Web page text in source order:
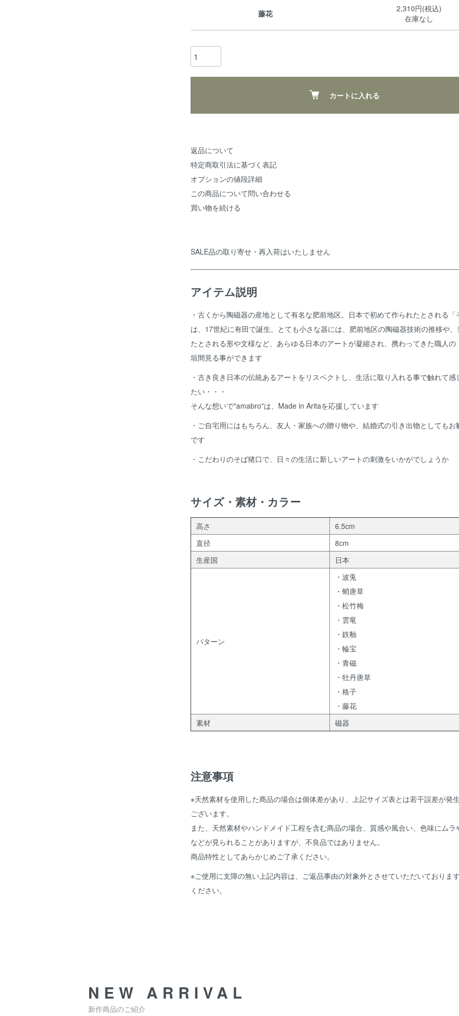
藤花
2,310円(税込)
在庫なし
カートに入れる
返品について
特定商取引法に基づく表記
オプションの値段詳細
この商品について問い合わせる
買い物を続ける
SALE品の取り寄せ・再入荷はいたしません
アイテム説明
・古くから陶磁器の産地として有名な肥前地区。日本で初めて作られたとされる「
は、17世紀に有田で誕生。とても小さな器には、肥前地区の陶磁器技術の推移や、
たとされる形や文様など、あらゆる日本のアートが凝縮され、携わってきた職人の
垣間見る事ができます
・古き良き日本の伝統あるアートをリスペクトし、生活に取り入れる事で触れて感
たい・・・
そんな想いで"amabro"は、Made in Aritaを応援しています
・ご自宅用にはもちろん、友人・家族への贈り物や、結婚式の引き出物としてもお
です
・こだわりのそば猪口で、日々の生活に新しいアートの刺激をいかがでしょうか
サイズ・素材・カラー
高さ
6.5cm
直径
8cm
生産国
日本
パターン
・波兎
・蛸唐草
・松竹梅
・雲竜
・鉄釉
・輪宝
・青磁
・牡丹唐草
・格子
・藤花
素材
磁器
注意事項
※天然素材を使用した商品の場合は個体差があり、上記サイズ表とは若干誤差が発
ございます。
また、天然素材やハンドメイド工程を含む商品の場合、質感や風合い、色味にムラ
などが見られることがありますが、不良品ではありません。
商品特性としてあらかじめご了承ください。
※ご使用に支障の無い上記内容は、ご返品事由の対象外とさせていただいておりま
ください。
NEW ARRIVAL
新作商品のご紹介